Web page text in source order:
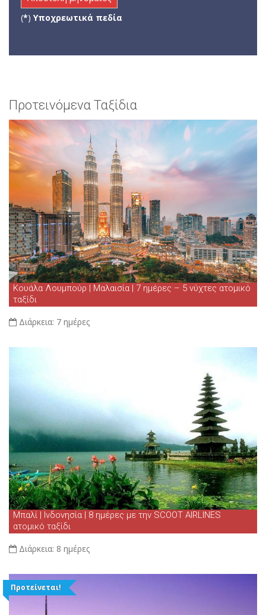
(*) Υποχρεωτικά πεδία
Προτεινόμενα Ταξίδια
Κουάλα Λουμπούρ | Μαλαισία | 7 ημέρες – 5 νύχτες ατομικό
ταξίδι
Διάρκεια: 7 ημέρες
Μπαλί | Ινδονησία | 8 ημέρες με την SCOOT AIRLINES
ατομικό ταξίδι
Διάρκεια: 8 ημέρες
Προτείνεται!